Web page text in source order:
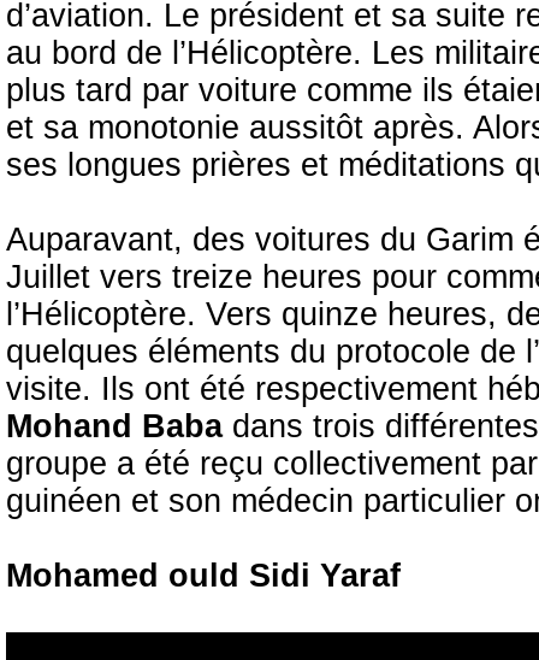
d’aviation. Le président et sa suite
au bord de l’Hélicoptère. Les
plus tard par voiture comme ils
et sa monotonie aussitôt après.
ses longues prières et méditations
Auparavant, des voitures du Garim
Juillet vers treize heures pour
l’Hélicoptère. Vers quinze heures,
quelques éléments du protocole de
visite. Ils ont été respectivement
Mohand Babadans trois
groupe a été reçu collectivement
guinéen et son médecin particulier
Mohamed ould Sidi Yaraf